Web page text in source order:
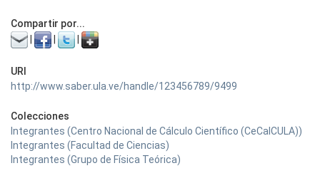
Compartir por...
URI
http://www.saber.ula.ve/handle/123456789/9499
Colecciones
Integrantes (Centro Nacional de Cálculo Científico (CeCalCULA))
Integrantes (Facultad de Ciencias)
Integrantes (Grupo de Física Teórica)